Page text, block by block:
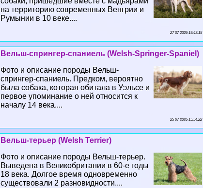
на территорию современных Венгрии и
Румынии в 10 веке....
27 07 2026 19:43:15
Вельш-спрингер-спаниель (Welsh-Springer-Spaniel)
Фото и описание породы Вельш-
спрингер-спаниель. Предком, вероятно
была собака, которая обитала в Уэльсе и
первое упоминание о ней относится к
началу 14 века....
25 07 2026 15:54:22
Вельш-терьер (Welsh Terrier)
Фото и описание породы Вельш-терьер.
Выведена в Великобритании в 60-е годы
18 века. Долгое время одновременно
существовали 2 разновидности....